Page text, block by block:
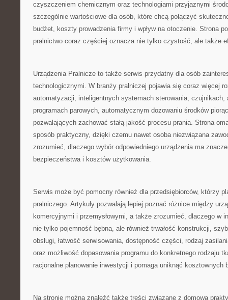
czyszczeniem chemicznym oraz technologiami przyjaznymi
szczególnie wartościowe dla osób, które chcą połączyć
budżet, koszty prowadzenia firmy i wpływ na otoczenie. Strona
pralnictwo coraz częściej oznacza nie tylko czystość, ale także
Urządzenia Pralnicze to także serwis przydatny dla osób
technologicznymi. W branży pralniczej pojawia się coraz więcej
automatyzacji, inteligentnych systemach sterowania, czujnikach,
programach parowych, automatycznym dozowaniu środków
pozwalających zachować stałą jakość procesu prania. Strona
sposób praktyczny, dzięki czemu nawet osoba niezwiązana
zrozumieć, dlaczego wybór odpowiedniego urządzenia ma
bezpieczeństwa i kosztów użytkowania.
Serwis może być pomocny również dla przedsiębiorców, którzy
pralniczego. Artykuły pozwalają lepiej poznać różnice między
komercyjnymi i przemysłowymi, a także zrozumieć, dlaczego w
nie tylko pojemność bębna, ale również trwałość konstrukcji,
obsługi, łatwość serwisowania, dostępność części, rodzaj
oraz możliwość dopasowania programu do konkretnego rodzaju
racjonalne planowanie inwestycji i pomaga uniknąć kosztownych
Na stronie można znaleźć także treści związane z domową